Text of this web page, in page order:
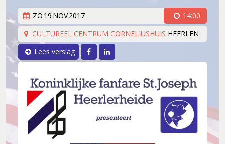
ZO 19 NOV2017
14:00
CULTUREEL CENTRUM CORNELIUSHUIS HEERLEN
Lees verslag
Facebook